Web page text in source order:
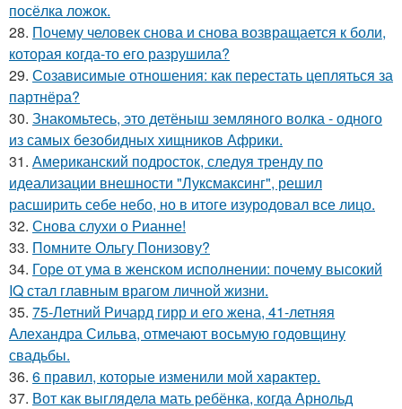
посёлка ложок.
28. Почему человек снова и снова возвращается к боли,
которая когда-то его разрушила?
29. Созависимые отношения: как перестать цепляться за
партнёра?
30. Знакомьтесь, это детёныш земляного волка - одного
из самых безобидных хищников Африки.
31. Американский подросток, следуя тренду по
идеализации внешности "Луксмаксинг", решил
расширить себе небо, но в итоге изуродовал все лицо.
32. Снова слухи о Рианне!
33. Помните Ольгу Понизову?
34. Горе от ума в женском исполнении: почему высокий
IQ стал главным врагом личной жизни.
35. 75-Летний Ричард гирр и его жена, 41-летняя
Алехандра Сильва, отмечают восьмую годовщину
свадьбы.
36. 6 прaвил, которые изменили мой хaрaктер.
37. Вот как выглядела мать ребёнка, когда Арнольд